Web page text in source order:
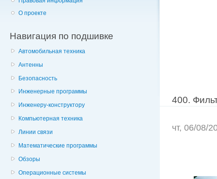
О проекте
Навигация по подшивке
Автомобильная техника
Антенны
Безопасность
Инженерные программы
Инженеру-конструктору
Компьютерная техника
Линии связи
Математические программы
Обзоры
Операционные системы
400.
чт, 06/08/